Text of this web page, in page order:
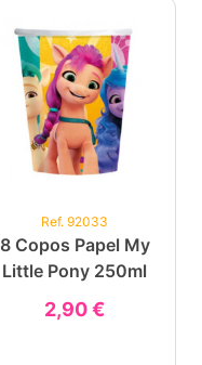
Ref. 92033
8 Copos Papel My
Little Pony 250ml
2,90 €